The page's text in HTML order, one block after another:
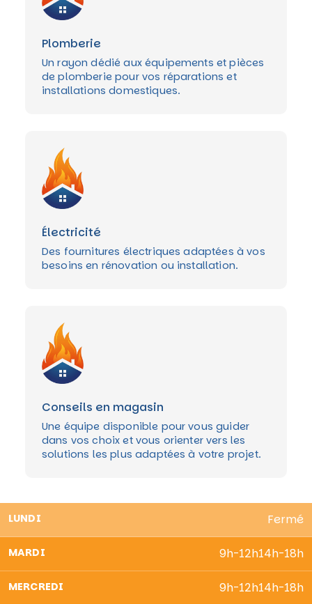
Plomberie
Un rayon dédié aux équipements et pièces
de plomberie pour vos réparations et
installations domestiques.
Électricité
Des fournitures électriques adaptées à vos
besoins en rénovation ou installation.
Conseils en magasin
Une équipe disponible pour vous guider
dans vos choix et vous orienter vers les
solutions les plus adaptées à votre projet.
LUNDI Fermé
MARDI 9h-12h14h-18h
MERCREDI 9h-12h14h-18h